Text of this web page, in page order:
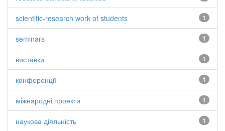
1
scientific-research work of students
1
seminars
1
виставки
1
конференції
1
міжнародні проекти
1
наукова діяльність